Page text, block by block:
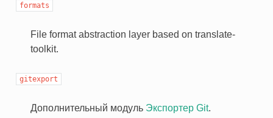
formats
File format abstraction layer based on translate-
toolkit.
gitexport
Дополнительный модуль Экспортер Git.